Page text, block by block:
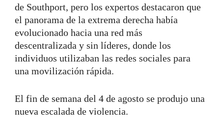
de Southport, pero los expertos destacaron que
el panorama de la extrema derecha había
evolucionado hacia una red más
descentralizada y sin líderes, donde los
individuos utilizaban las redes sociales para
una movilización rápida.
El fin de semana del 4 de agosto se produjo una
nueva escalada de violencia.